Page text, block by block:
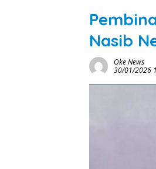
Nasib
Oke News
30/01/2026